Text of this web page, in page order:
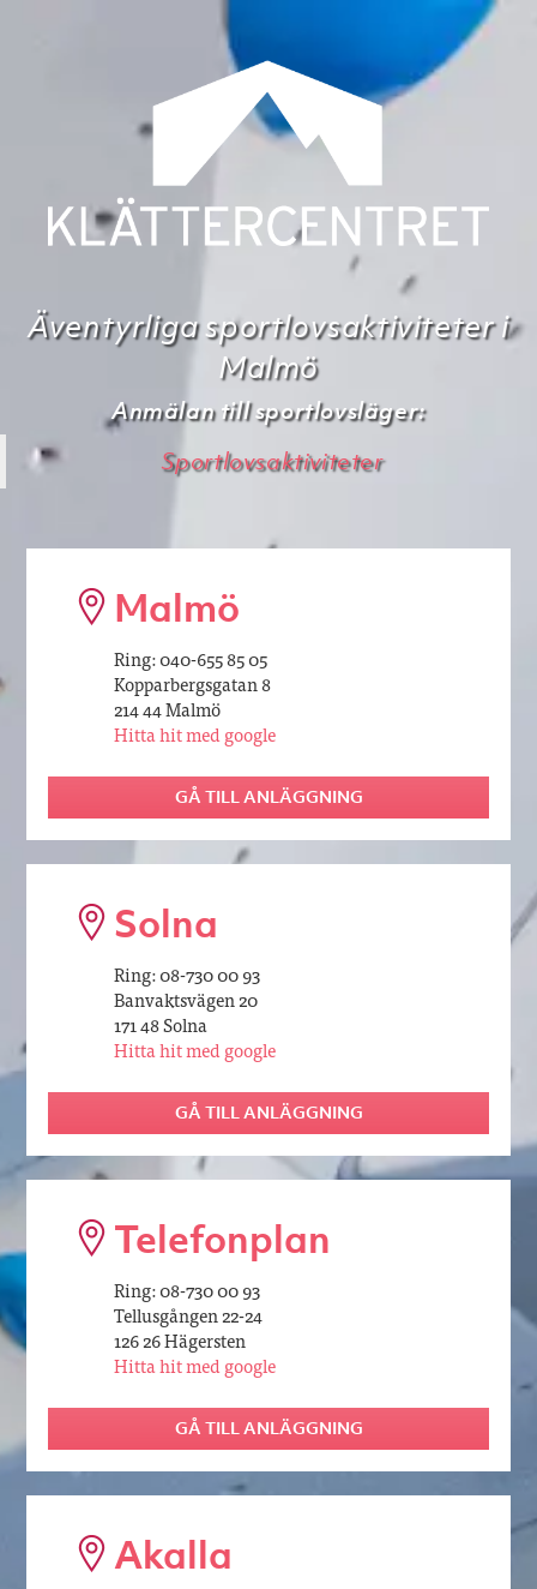
Äventyrliga sportlovsaktiviteter i
Malmö
Anmälan till sportlovsläger:
Sportlovsaktiviteter
Malmö
Ring: 040-655 85 05
Kopparbergsgatan 8
214 44 Malmö
Hitta hit med google
GÅ TILL ANLÄGGNING
Solna
Ring: 08-730 00 93
Banvaktsvägen 20
171 48 Solna
Hitta hit med google
GÅ TILL ANLÄGGNING
Telefonplan
Ring: 08-730 00 93
Tellusgången 22-24
126 26 Hägersten
Hitta hit med google
GÅ TILL ANLÄGGNING
Akalla